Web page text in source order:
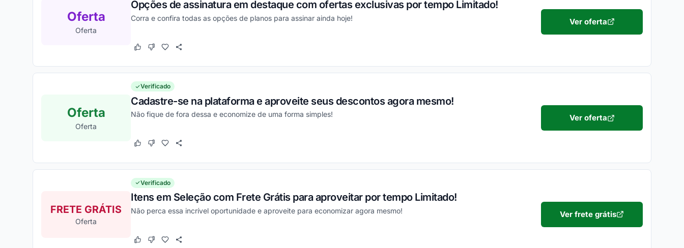
Oferta
Oferta
Opções de assinatura em destaque com ofertas exclusivas por tempo Limitado!
Corra e confira todas as opções de planos para assinar ainda hoje!
Este cupom funcionou
Este cupom não funcionou
Ver oferta
Oferta
Oferta
Verificado
Cadastre-se na plataforma e aproveite seus descontos agora mesmo!
Não fique de fora dessa e economize de uma forma simples!
Este cupom funcionou
Este cupom não funcionou
Ver oferta
FRETE GRÁTIS
Oferta
Verificado
Itens em Seleção com Frete Grátis para aproveitar por tempo Limitado!
Não perca essa incrível oportunidade e aproveite para economizar agora mesmo!
Este cupom funcionou
Este cupom não funcionou
Ver frete grátis